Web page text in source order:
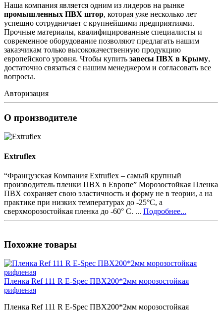
Наша компания является одним из лидеров на рынке
промышленных ПВХ штор, которая уже несколько лет
успешно сотрудничает с крупнейшими предприятиями.
Прочные материалы, квалифицированные специалисты и
современное оборудование позволяют предлагать нашим
заказчикам только высококачественную продукцию
европейского уровня. Чтобы купить завесы ПВХ в Крыму,
достаточно связаться с нашим менеджером и согласовать все
вопросы.
Авторизация
О производителе
Extruflex
“Французская Компания Extruflex – самый крупный
производитель пленки ПВХ в Европе” Морозостойкая Пленка
ПВХ сохраняет свою эластичность и форму не в теории, а на
практике при низких температурах до -25°С, а
сверхморозостойкая пленка до -60° С. ... Подробнее...
Похожие товары
Пленка Ref 111 R E-Spec ПВХ200*2мм морозостойкая
рифленая
Пленка Ref 111 R E-Spec ПВХ200*2мм морозостойкая